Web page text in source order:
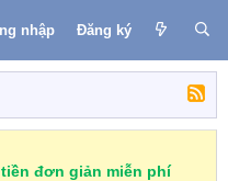
nhập Đăng ký
đơn giản miễn phí